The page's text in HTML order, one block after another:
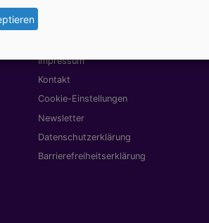
Impressum
Kontakt
Cookie-Einstellungen
Newsletter
Datenschutzerklärung
Barrierefreiheitserklärung